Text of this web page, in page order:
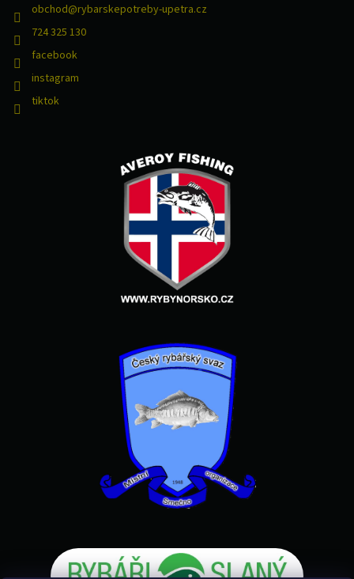
obchod@rybarskepotreby-upetra.cz
724 325 130
facebook
instagram
tiktok